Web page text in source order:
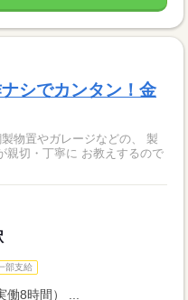
シでカンタン！金
物置やガレージなどの、 製
部支給
8時間） ...